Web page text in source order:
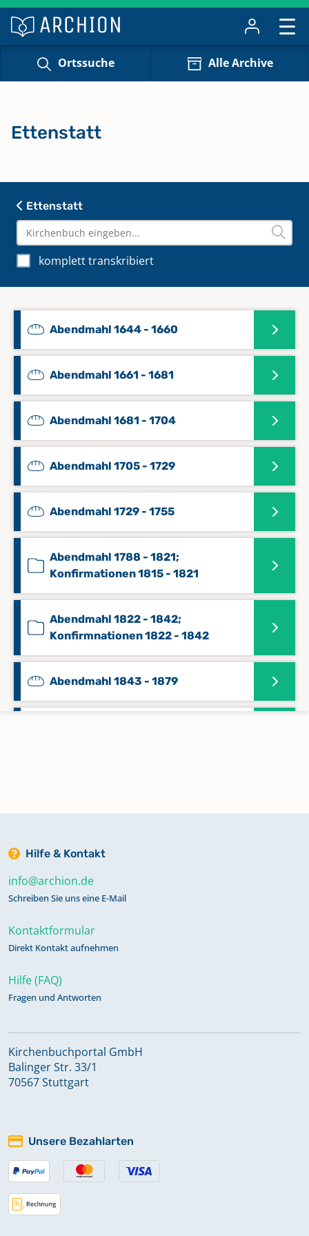
Ortssuche Alle Archive
Ettenstatt
komplett transkribiert
Abendmahl 1644 - 1660
Abendmahl 1661 - 1681
Abendmahl 1681 - 1704
Abendmahl 1705 - 1729
Abendmahl 1729 - 1755
Abendmahl 1788 - 1821;
Konfirmationen 1815 - 1821
Abendmahl 1822 - 1842;
Konfirmnationen 1822 - 1842
Abendmahl 1843 - 1879
Abendmahl 1982 - 1989
Abendmahl 1990 - 2022
Keine verfügbaren Digitalisate
Abendmahl 2023 - 2023
Alphabetisches Register zu Taufen
1883 - 1980
Alphabetisches Register zu
Trauungen 1883 - 1980
Keine verfügbaren Digitalisate
Ettenstatt
Hilfe & Kontakt
info@archion.de
Schreiben Sie uns eine E-Mail
Kontaktformular
Direkt Kontakt aufnehmen
Hilfe (FAQ)
Fragen und Antworten
Kirchenbuchportal GmbH
Balinger Str. 33/1
70567 Stuttgart
Unsere Bezahlarten